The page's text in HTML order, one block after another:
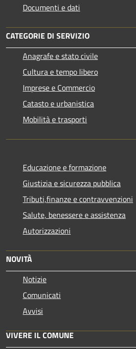
Documenti e dati
CATEGORIE DI SERVIZIO
Anagrafe e stato civile
Cultura e tempo libero
Imprese e Commercio
Catasto e urbanistica
Mobilità e trasporti
Educazione e formazione
Giustizia e sicurezza pubblica
Tributi,finanze e contravvenzioni
Salute, benessere e assistenza
Autorizzazioni
NOVITÀ
Notizie
Comunicati
Avvisi
VIVERE IL COMUNE